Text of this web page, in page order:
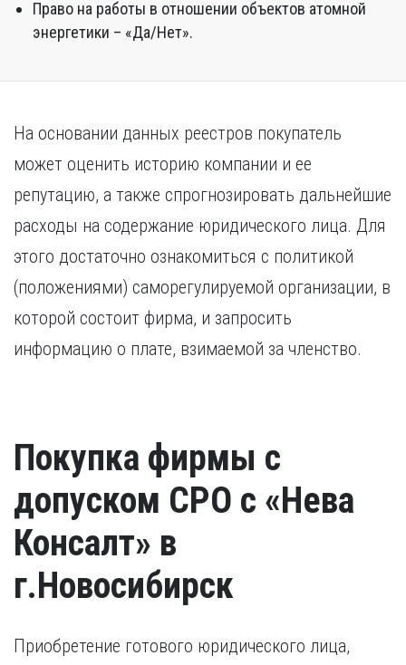
Право на работы в отношении объектов атомной
энергетики – «Да/Нет».
На основании данных реестров покупатель
может оценить историю компании и ее
репутацию, а также спрогнозировать дальнейшие
расходы на содержание юридического лица. Для
этого достаточно ознакомиться с политикой
(положениями) саморегулируемой организации, в
которой состоит фирма, и запросить
информацию о плате, взимаемой за членство.
Покупка фирмы с
допуском СРО с «Нева
Консалт» в
г.Новосибирск
Приобретение готового юридического лица,